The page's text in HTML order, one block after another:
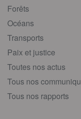
Forêts
Océans
Transports
Paix et justice
Toutes nos actus
Tous nos
Tous nos rapports